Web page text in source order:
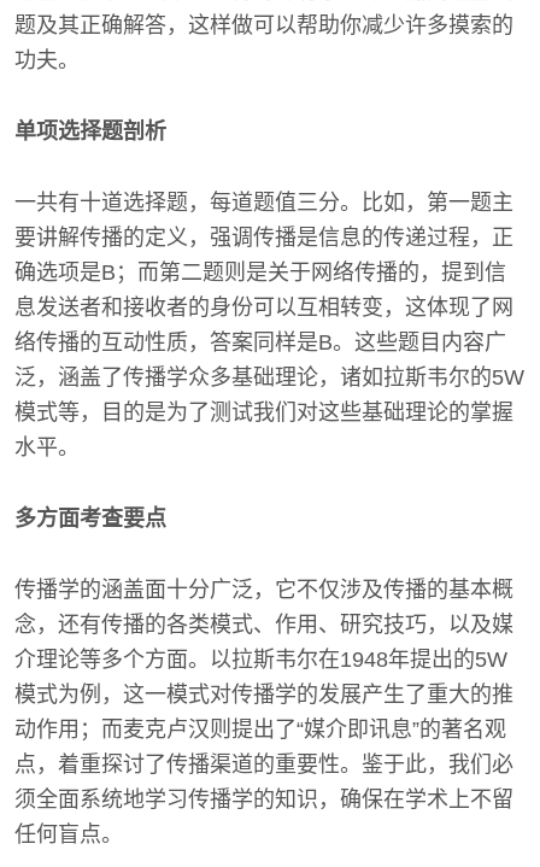
题及其正确解答，这样做可以帮助你减少许多摸索的
功夫。
单项选择题剖析
一共有十道选择题，每道题值三分。比如，第一题主
要讲解传播的定义，强调传播是信息的传递过程，正
确选项是B；而第二题则是关于网络传播的，提到信
息发送者和接收者的身份可以互相转变，这体现了网
络传播的互动性质，答案同样是B。这些题目内容广
泛，涵盖了传播学众多基础理论，诸如拉斯韦尔的5W
模式等，目的是为了测试我们对这些基础理论的掌握
水平。
多方面考查要点
传播学的涵盖面十分广泛，它不仅涉及传播的基本概
念，还有传播的各类模式、作用、研究技巧，以及媒
介理论等多个方面。以拉斯韦尔在1948年提出的5W
模式为例，这一模式对传播学的发展产生了重大的推
动作用；而麦克卢汉则提出了“媒介即讯息”的著名观
点，着重探讨了传播渠道的重要性。鉴于此，我们必
须全面系统地学习传播学的知识，确保在学术上不留
任何盲点。